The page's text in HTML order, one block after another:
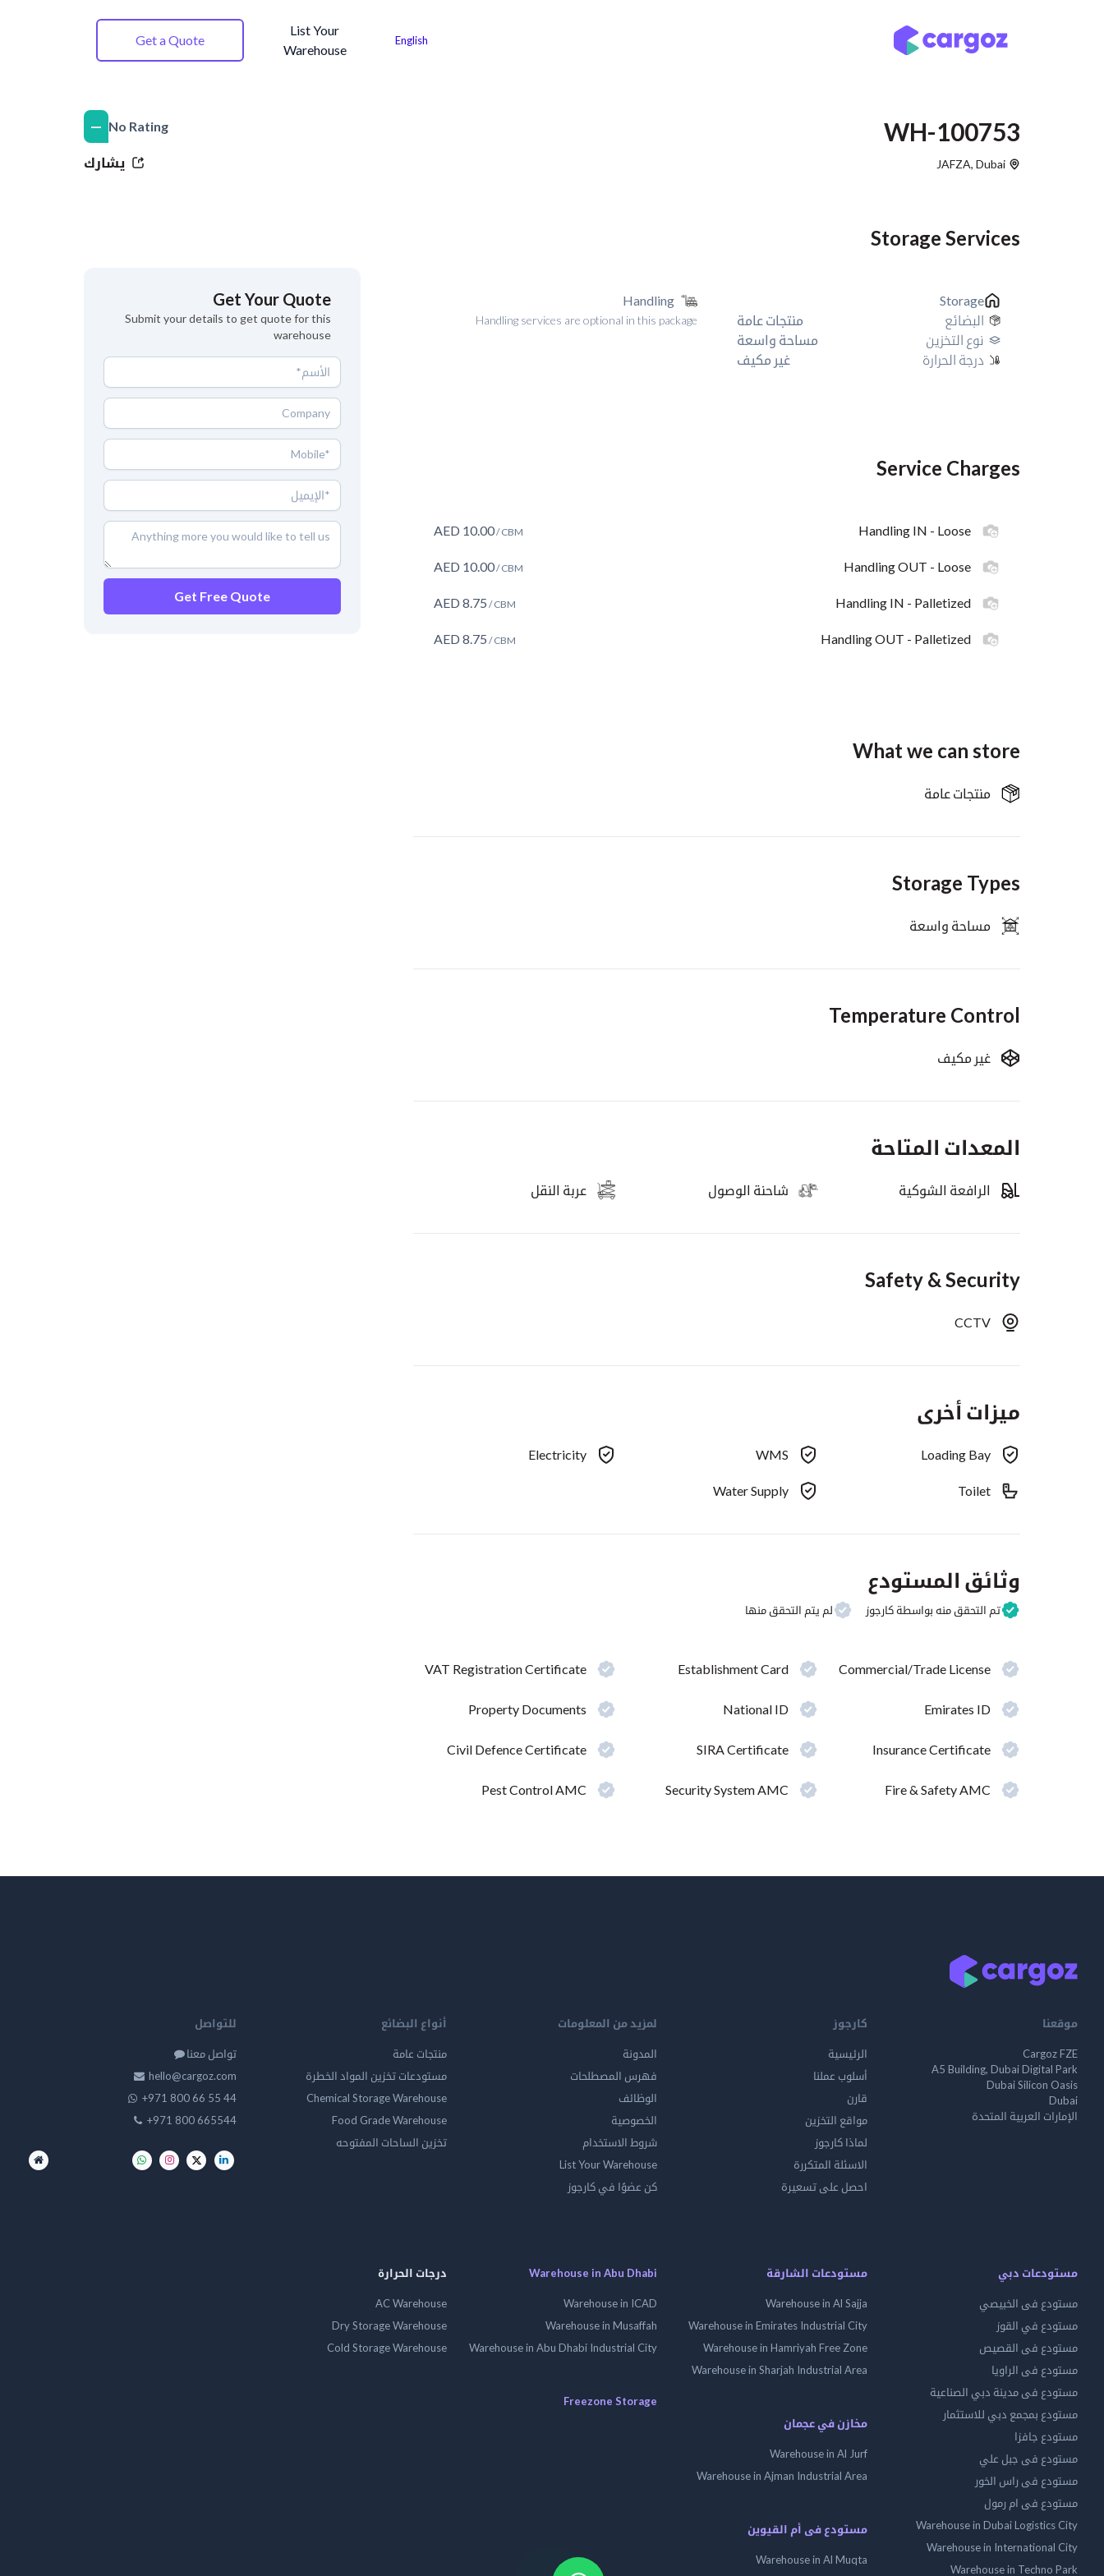
الوظائف
English
List Your
Warehouse
Get a Quote
WH-100753
JAFZA, Dubai
No Rating
—
يشارك
Storage Services
Storage
البضائع
منتجات عامة
نوع التخزين
مساحة واسعة
درجة الحرارة
غير مكيف
Handling
Handling services are optional in this package
Service Charges
Handling IN - Loose
AED 10.00/ CBM
Handling OUT - Loose
AED 10.00/ CBM
Handling IN - Palletized
AED 8.75 / CBM
Handling OUT - Palletized
AED 8.75 / CBM
What we can store
منتجات عامة
Storage Types
مساحة واسعة
Temperature Control
غير مكيف
المعدات المتاحة
الرافعة الشوكية شاحنة الوصول عربة النقل
Safety & Security
CCTV
ميزات أخرى
Loading Bay
WMS
Electricity
Toilet
Water Supply
وثائق المستودع
تم التحقق منه بواسطة كارجوز لم يتم التحقق منها
Commercial/Trade License
Establishment Card
VAT Registration Certificate
Emirates ID
National ID
Property Documents
Insurance Certificate
SIRA Certificate
Civil Defence Certificate
Fire & Safety AMC
Security System AMC
Pest Control AMC
Get Your Quote
Submit your details to get quote for this
warehouse
Get Free Quote
موقعنا
Cargoz FZE
A5 Building, Dubai Digital Park
Dubai Silicon Oasis
Dubai
الإمارات العربية المتحدة
كارجوز
الرئيسية
أسلوب عملنا
قارن
مواقع التخزين
لماذا كارجوز
الاسئلة المتكررة
احصل على تسعيرة
لمزيد من المعلومات
المدونة
فهرس المصطلحات
الوظائف
الخصوصية
شروط الاستخدام
List Your Warehouse
كن عضوًا في كارجوز
أنواع البضائع
منتجات عامة
مستودعات تخزين المواد الخطرة
Chemical Storage Warehouse
Food Grade Warehouse
تخزين الساحات المفتوحه
للتواصل
تواصل معنا
hello@cargoz.com
+971 800 66 55 44
+971 800 665544
مستودعات دبي
مستودع فى الخبيصي
مستودع في القوز
مستودع فى القصيص
مستودع فى الراويا
مستودع فى مدينة دبي الصناعية
مستودع بمجمع دبي للاستثمار
مستودع جافزا
مستودع فى جبل علي
مستودع فى راس الخور
مستودع فى ام رمول
Warehouse in Dubai Logistics City
Warehouse in International City
Warehouse in Techno Park
مستودعات الشارقة
Warehouse in Al Sajja
Warehouse in Emirates Industrial City
Warehouse in Hamriyah Free Zone
Warehouse in Sharjah Industrial Area
مخازن في عجمان
Warehouse in Al Jurf
Warehouse in Ajman Industrial Area
مستودع فى أم القيوين
Warehouse in Al Muqta
Warehouse in Abu Dhabi
Warehouse in ICAD
Warehouse in Musaffah
Warehouse in Abu Dhabi Industrial City
Freezone Storage
درجات الحرارة
AC Warehouse
Dry Storage Warehouse
Cold Storage Warehouse